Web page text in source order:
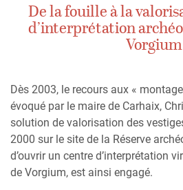
De la fouille à la
d’interprétation
Vorgium
Dès 2003, le recours aux «
évoqué par le maire de Carhaix,
solution de valorisation des
2000 sur le site de la Réserve
d’ouvrir un centre d’interprétation
de Vorgium, est ainsi engagé.